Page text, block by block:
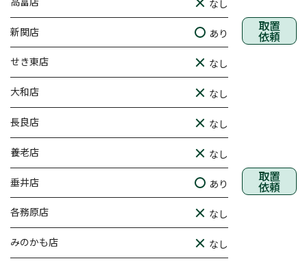
なし
新関店 あり 取置
依頼
せき東店 なし
大和店 なし
長良店 なし
養老店 なし
垂井店 あり 取置
依頼
各務原店 なし
みのかも店 なし